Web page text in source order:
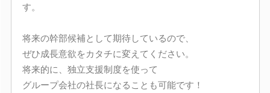
す。
将来の幹部候補として期待しているので、
ぜひ成長意欲をカタチに変えてください。
将来的に、独立支援制度を使って
グループ会社の社長になることも可能です！